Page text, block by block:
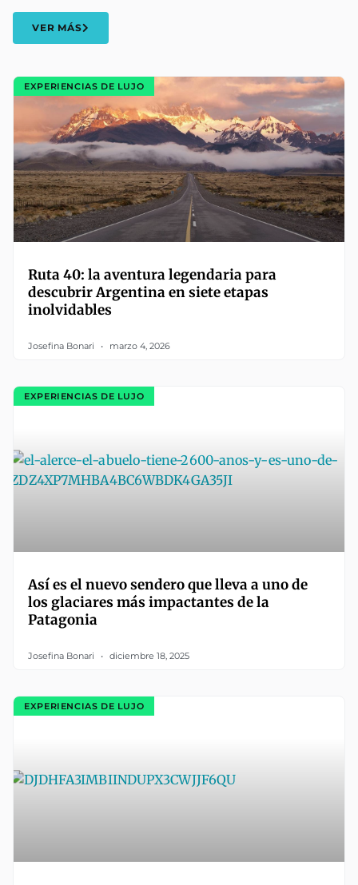
VER MÁS
EXPERIENCIAS DE LUJO
Ruta 40: la aventura legendaria para
descubrir Argentina en siete etapas
inolvidables
Josefina Bonari marzo 4, 2026
EXPERIENCIAS DE LUJO
Así es el nuevo sendero que lleva a uno de
los glaciares más impactantes de la
Patagonia
Josefina Bonari diciembre 18, 2025
EXPERIENCIAS DE LUJO